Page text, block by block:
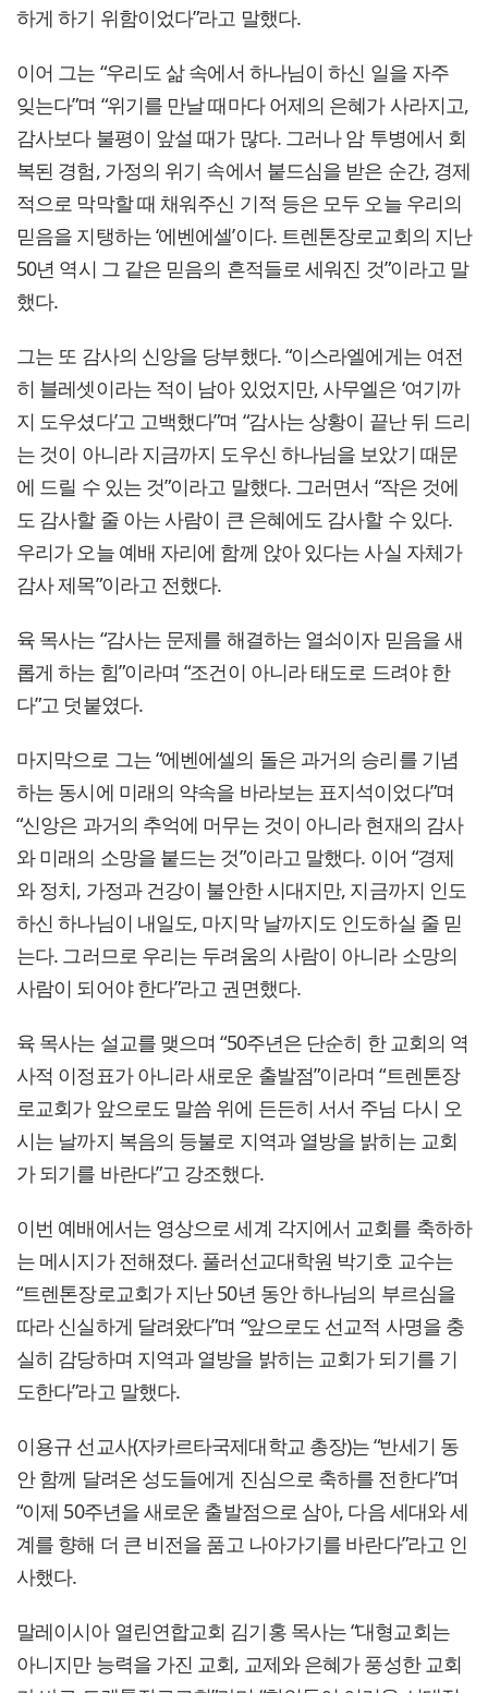
하게 하기 위함이었다”라고 말했다.
이어 그는 “우리도 삶 속에서 하나님이 하신 일을 자주
잊는다”며 “위기를 만날 때마다 어제의 은혜가 사라지고,
감사보다 불평이 앞설 때가 많다. 그러나 암 투병에서 회
복된 경험, 가정의 위기 속에서 붙드심을 받은 순간, 경제
적으로 막막할 때 채워주신 기적 등은 모두 오늘 우리의
믿음을 지탱하는 ‘에벤에셀’이다. 트렌톤장로교회의 지난
50년 역시 그 같은 믿음의 흔적들로 세워진 것”이라고 말
했다.
그는 또 감사의 신앙을 당부했다. “이스라엘에게는 여전
히 블레셋이라는 적이 남아 있었지만, 사무엘은 ‘여기까
지 도우셨다’고 고백했다”며 “감사는 상황이 끝난 뒤 드리
는 것이 아니라 지금까지 도우신 하나님을 보았기 때문
에 드릴 수 있는 것”이라고 말했다. 그러면서 “작은 것에
도 감사할 줄 아는 사람이 큰 은혜에도 감사할 수 있다.
우리가 오늘 예배 자리에 함께 앉아 있다는 사실 자체가
감사 제목”이라고 전했다.
육 목사는 “감사는 문제를 해결하는 열쇠이자 믿음을 새
롭게 하는 힘”이라며 “조건이 아니라 태도로 드려야 한
다”고 덧붙였다.
마지막으로 그는 “에벤에셀의 돌은 과거의 승리를 기념
하는 동시에 미래의 약속을 바라보는 표지석이었다”며
“신앙은 과거의 추억에 머무는 것이 아니라 현재의 감사
와 미래의 소망을 붙드는 것”이라고 말했다. 이어 “경제
와 정치, 가정과 건강이 불안한 시대지만, 지금까지 인도
하신 하나님이 내일도, 마지막 날까지도 인도하실 줄 믿
는다. 그러므로 우리는 두려움의 사람이 아니라 소망의
사람이 되어야 한다”라고 권면했다.
육 목사는 설교를 맺으며 “50주년은 단순히 한 교회의 역
사적 이정표가 아니라 새로운 출발점”이라며 “트렌톤장
로교회가 앞으로도 말씀 위에 든든히 서서 주님 다시 오
시는 날까지 복음의 등불로 지역과 열방을 밝히는 교회
가 되기를 바란다”고 강조했다.
이번 예배에서는 영상으로 세계 각지에서 교회를 축하하
는 메시지가 전해졌다. 풀러선교대학원 박기호 교수는
“트렌톤장로교회가 지난 50년 동안 하나님의 부르심을
따라 신실하게 달려왔다”며 “앞으로도 선교적 사명을 충
실히 감당하며 지역과 열방을 밝히는 교회가 되기를 기
도한다”라고 말했다.
이용규 선교사(자카르타국제대학교 총장)는 “반세기 동
안 함께 달려온 성도들에게 진심으로 축하를 전한다”며
“이제 50주년을 새로운 출발점으로 삼아, 다음 세대와 세
계를 향해 더 큰 비전을 품고 나아가기를 바란다”라고 인
사했다.
말레이시아 열린연합교회 김기홍 목사는 “대형교회는
아니지만 능력을 가진 교회, 교제와 은혜가 풍성한 교회